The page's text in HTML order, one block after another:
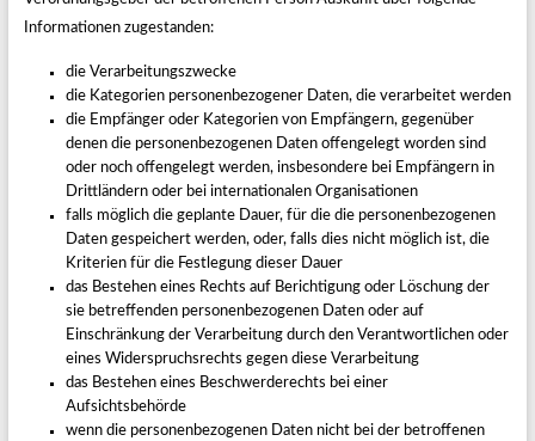
Informationen zugestanden:
die Verarbeitungszwecke
die Kategorien personenbezogener Daten, die verarbeitet werden
die Empfänger oder Kategorien von Empfängern, gegenüber
denen die personenbezogenen Daten offengelegt worden sind
oder noch offengelegt werden, insbesondere bei Empfängern in
Drittländern oder bei internationalen Organisationen
falls möglich die geplante Dauer, für die die personenbezogenen
Daten gespeichert werden, oder, falls dies nicht möglich ist, die
Kriterien für die Festlegung dieser Dauer
das Bestehen eines Rechts auf Berichtigung oder Löschung der
sie betreffenden personenbezogenen Daten oder auf
Einschränkung der Verarbeitung durch den Verantwortlichen oder
eines Widerspruchsrechts gegen diese Verarbeitung
das Bestehen eines Beschwerderechts bei einer
Aufsichtsbehörde
wenn die personenbezogenen Daten nicht bei der betroffenen